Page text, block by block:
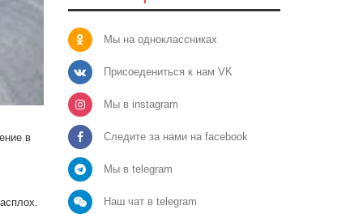
в
Мы на одноклассниках
Присоедениться к нам VK
Мы в instagram
Следите за нами на facebook
Мы в telegram
Наш чат в telegram